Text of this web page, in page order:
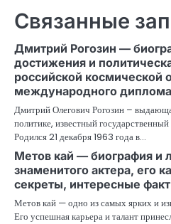
Связанные
Дмитрий Рогозин —
достижения и
российской космической
международного
Дмитрий Олегович Рогозин –
политике, известный
Родился 21 декабря 1963 года в…
Метов кай — биография и
знаменитого актера, его
секреты, интересные
Метов кай — одно из самых ярких и
Его успешная карьера и талант